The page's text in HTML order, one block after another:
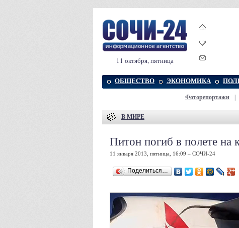
11 октября, пятница
ОБЩЕСТВО ЭКОНОМИКА
Фоторепортажи
В МИРЕ
Питон погиб в полете на
11 января 2013, пятница, 16:09 – СОЧИ-24
Поделиться…